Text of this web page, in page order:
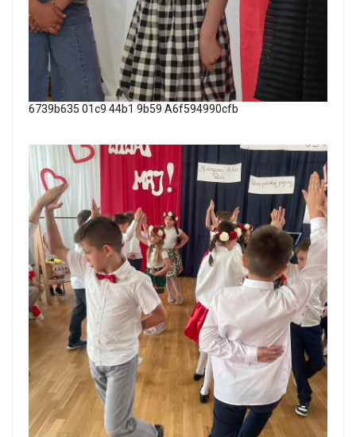
6739b635 01c9 44b1 9b59 A6f594990cfb